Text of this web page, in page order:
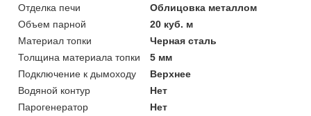
Отделка печи
Облицовка металлом
Объем парной
20 куб. м
Материал топки
Черная сталь
Толщина материала топки
5 мм
Подключение к дымоходу
Верхнее
Водяной контур
Нет
Парогенератор
Нет